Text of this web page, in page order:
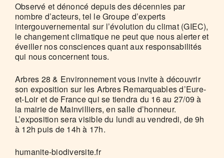
Observé et dénoncé depuis des décennies par
nombre d’acteurs, tel le Groupe d’experts
intergouvernemental sur l’évolution du climat (GIEC),
le changement climatique ne peut que nous alerter et
éveiller nos consciences quant aux responsabilités
qui nous concernent tous.
Arbres 28 & Environnement vous invite à découvrir
son exposition sur les Arbres Remarquables d’Eure-
et-Loir et de France qui se tiendra du 16 au 27/09 à
la mairie de Mainvilliers, en salle d’honneur.
L’exposition sera visible du lundi au vendredi, de 9h
à 12h puis de 14h à 17h.
humanite-biodiversite.fr